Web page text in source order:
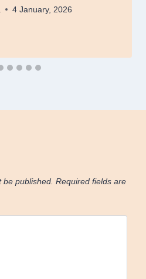
4 January, 2026
be published. Required fields are